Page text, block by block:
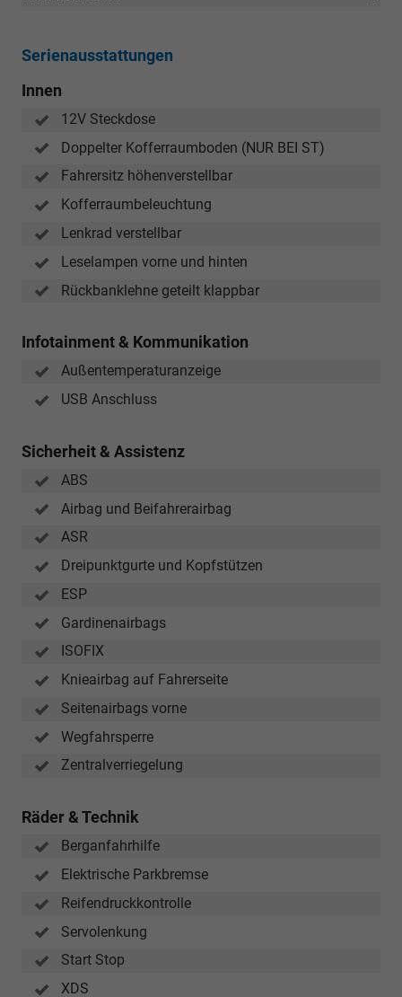
Serienausstattungen
Innen
12V Steckdose
Doppelter Kofferraumboden (NUR BEI ST)
Fahrersitz höhenverstellbar
Kofferraumbeleuchtung
Lenkrad verstellbar
Leselampen vorne und hinten
Rückbanklehne geteilt klappbar
Infotainment & Kommunikation
Außentemperaturanzeige
USB Anschluss
Sicherheit & Assistenz
ABS
Airbag und Beifahrerairbag
ASR
Dreipunktgurte und Kopfstützen
ESP
Gardinenairbags
ISOFIX
Knieairbag auf Fahrerseite
Seitenairbags vorne
Wegfahrsperre
Zentralverriegelung
Räder & Technik
Berganfahrhilfe
Elektrische Parkbremse
Reifendruckkontrolle
Servolenkung
Start Stop
XDS